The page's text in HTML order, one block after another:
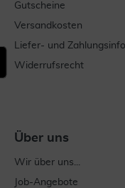
Gutscheine
Versandkosten
Liefer- und
Widerrufsrecht
Über uns
Wir über uns...
Job-Angebote